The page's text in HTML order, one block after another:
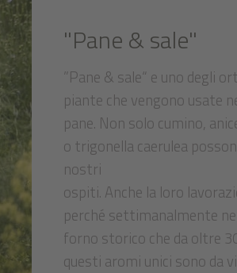
"Pane & sale"
”Pane & sale“ e uno degli
piante che vengono usate
pane. Non solo cumino,
o trigonella caerulea
nostri
ospiti. Anche la loro
perché settimanalmente
forno storico che da oltre
questi aromi unici sono da